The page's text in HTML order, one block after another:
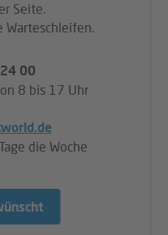
Seite.
Warteschleifen.
00
8 bis 17 Uhr
die Woche